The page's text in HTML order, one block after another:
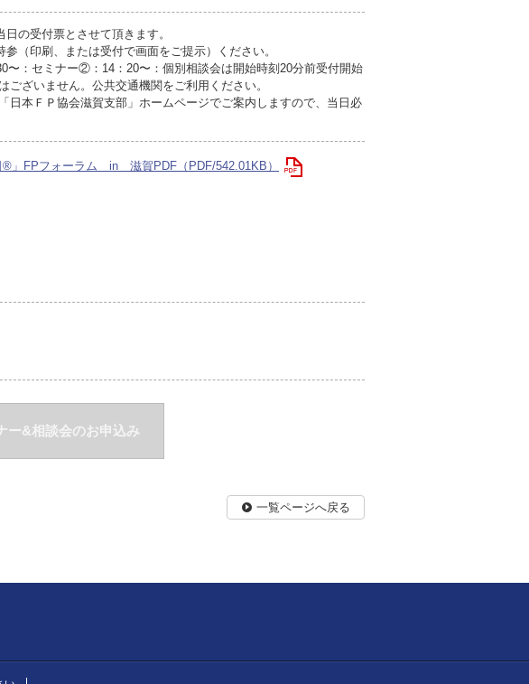
の受付票とさせて頂きます。
（印刷、または受付で画面をご提示）ください。
〜：セミナー②：14：20〜：個別相談会は開始時刻20分前受付開始
ございません。公共交通機関をご利用ください。
日本ＦＰ協会滋賀支部」ホームページでご案内しますので、当日必
®」FPフォーラム in 滋賀PDF（PDF/542.01KB）
ー&相談会のお申込み
一覧ページへ戻る